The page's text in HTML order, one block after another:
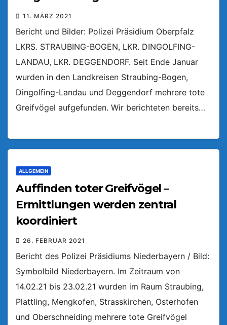
11. MÄRZ 2021
Bericht und Bilder: Polizei Präsidium Oberpfalz
LKRS. STRAUBING-BOGEN, LKR. DINGOLFING-
LANDAU, LKR. DEGGENDORF. Seit Ende Januar
wurden in den Landkreisen Straubing-Bogen,
Dingolfing-Landau und Deggendorf mehrere tote
Greifvögel aufgefunden. Wir berichteten bereits…
ALLGEMEIN
Auffinden toter Greifvögel –
Ermittlungen werden zentral
koordiniert
26. FEBRUAR 2021
Bericht des Polizei Präsidiums Niederbayern / Bild:
Symbolbild Niederbayern. Im Zeitraum von
14.02.21 bis 23.02.21 wurden im Raum Straubing,
Plattling, Mengkofen, Strasskirchen, Osterhofen
und Oberschneiding mehrere tote Greifvögel